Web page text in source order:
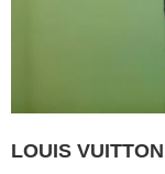
LOUIS